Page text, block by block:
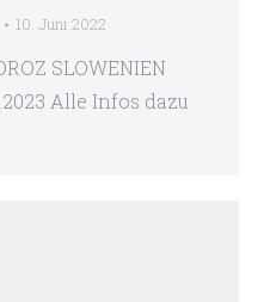
10. Juni 2022
SLOWENIEN
Alle Infos dazu